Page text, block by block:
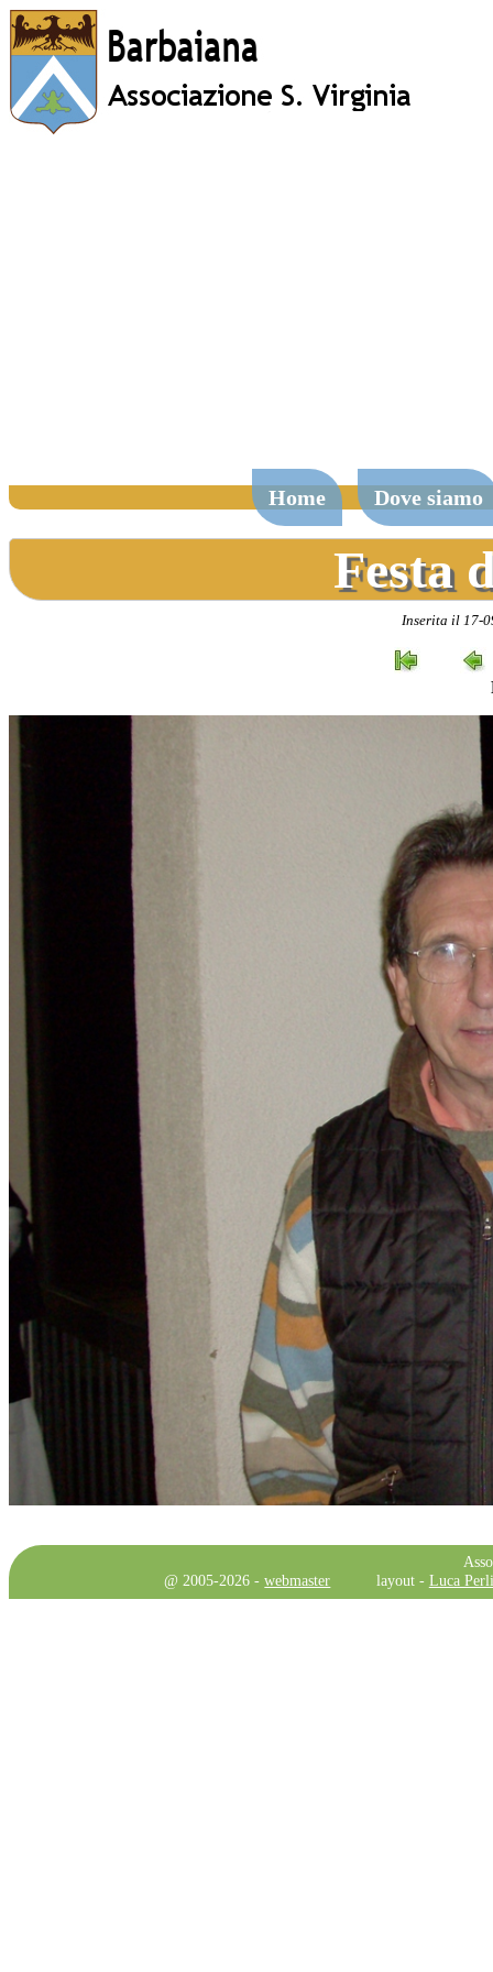
Home Dove siamo
Festa
Inserita il 17-
@ 2005-2026 -webmaster layout - Luca